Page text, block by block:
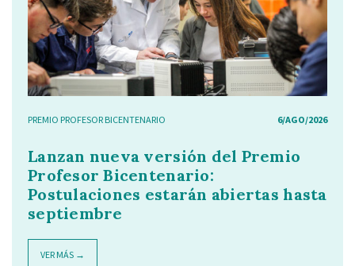
PREMIO PROFESOR BICENTENARIO 6/AGO/2026
Lanzan nueva versión del Premio
Profesor Bicentenario:
Postulaciones estarán abiertas hasta
septiembre
VER MÁS →